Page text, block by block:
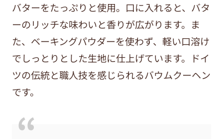
バターをたっぷりと使用。口に入れると、バタ
ーのリッチな味わいと香りが広がります。ま
た、ベーキングパウダーを使わず、軽い口溶け
でしっとりとした生地に仕上げています。ドイ
ツの伝統と職人技を感じられるバウムクーヘン
です。